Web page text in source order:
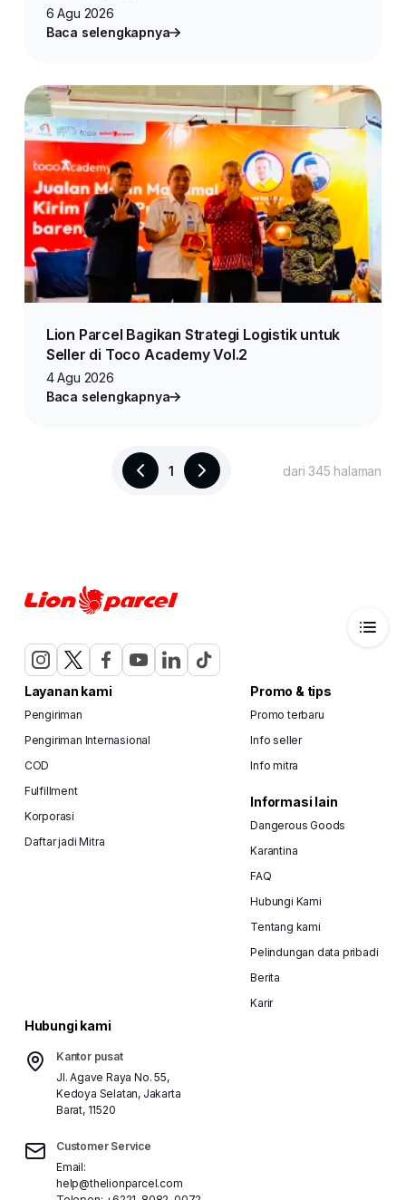
6 Agu 2026
Baca selengkapnya
Lion Parcel Bagikan Strategi Logistik untuk
Seller di Toco Academy Vol.2
4 Agu 2026
Baca selengkapnya
1 dari 345 halaman
Layanan kami
Pengiriman
Pengiriman Internasional
COD
Fulfillment
Korporasi
Daftar jadi Mitra
Promo & tips
Promo terbaru
Info seller
Info mitra
Informasi lain
Dangerous Goods
Karantina
FAQ
Hubungi Kami
Tentang kami
Pelindungan data pribadi
Berita
Karir
Hubungi kami
Kantor pusat
Jl. Agave Raya No. 55,
Kedoya Selatan, Jakarta
Barat, 11520
Customer Service
Email:
help@thelionparcel.com